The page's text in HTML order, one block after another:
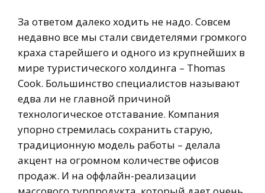
За ответом далеко ходить не надо. Совсем
недавно все мы стали свидетелями громкого
краха старейшего и одного из крупнейших в
мире туристического холдинга – Thomas
Cook. Большинство специалистов называют
едва ли не главной причиной
технологическое отставание. Компания
упорно стремилась сохранить старую,
традиционную модель работы – делала
акцент на огромном количестве офисов
продаж. И на оффлайн-реализации